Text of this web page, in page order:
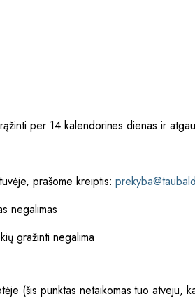
per 14 kalendorines dienas ir
prašome kreiptis:
negalimas
gražinti negalima
(šis punktas netaikomas tuo atveju,